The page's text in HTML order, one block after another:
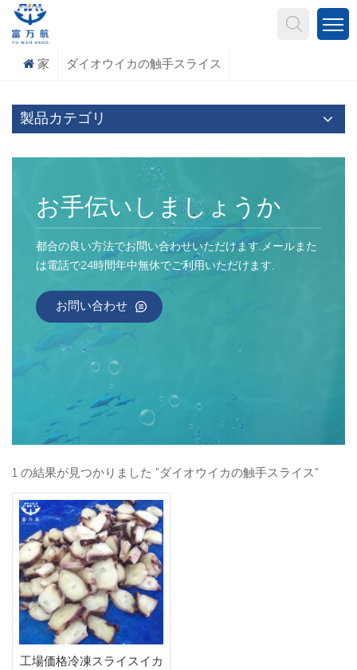
家 ダイオウイカの触手スライス
製品カテゴリ
お手伝いしましょうか
都合の良い方法でお問い合わせいただけます.メールまた
は電話で24時間年中無休でご利用いただけます.
お問い合わせ
1 の結果が見つかりました "ダイオウイカの触手スライス"
工場価格冷凍スライスイカ